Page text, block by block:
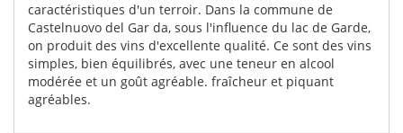
caractéristiques d'un terroir. Dans la commune de
Castelnuovo del Gar da, sous l'influence du lac de Garde,
on produit des vins d'excellente qualité. Ce sont des vins
simples, bien équilibrés, avec une teneur en alcool
modérée et un goût agréable. fraîcheur et piquant
agréables.